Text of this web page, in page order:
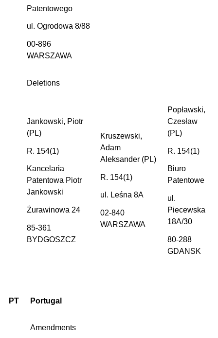
Patentowego
ul. Ogrodowa 8/88
00-896
WARSZAWA
Deletions
Jankowski, Piotr
(PL)
R. 154(1)
Kancelaria
Patentowa Piotr
Jankowski
Żurawinowa 24
85-361
BYDGOSZCZ
Kruszewski,
Adam
Aleksander (PL)
R. 154(1)
ul. Leśna 8A
02-840
WARSZAWA
Popławski,
Czesław
(PL)
R. 154(1)
Biuro
Patentowe
ul.
Piecewska
18A/30
80-288
GDANSK
PT Portugal
Amendments